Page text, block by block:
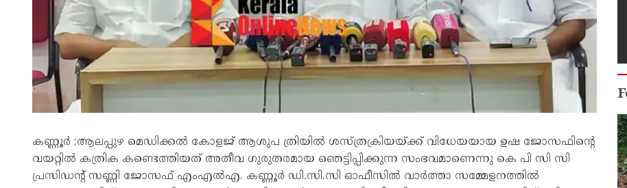
കണ്ണൂർ :ആലപ്പുഴ മെഡിക്കൽ കോളജ് ആശുപ ത്രിയിൽ ശസ്ത്രക്രിയയ്ക്ക് വിധേയയായ ഉഷ ജോസഫിന്റെ
വയറ്റിൽ കത്രിക കണ്ടെത്തിയത് അതീവ ഗുരുതരമായ ഞെട്ടിപ്പിക്കുന്ന സംഭവമാണെന്നു കെ പി സി സി
പ്രസിഡന്റ് സണ്ണി ജോസഫ് എംഎൽഎ. കണ്ണൂർ ഡി.സി.സി ഓഫീസിൽ വാർത്താ സമ്മേളനത്തിൽ